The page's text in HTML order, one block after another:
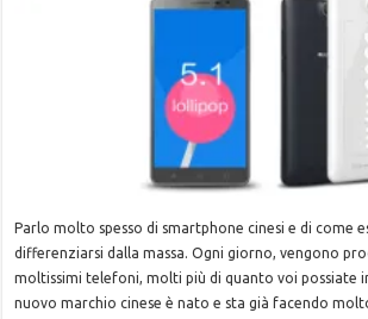
Parlo molto spesso di smartphone cinesi e di come
differenziarsi dalla massa. Ogni giorno, vengono
moltissimi telefoni, molti più di quanto voi possiate
nuovo marchio cinese è nato e sta già facendo